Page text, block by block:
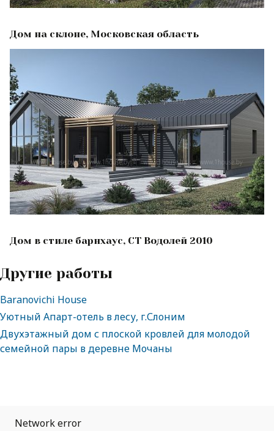
Дом на склоне, Московская область
Дом в стиле барнхаус, СТ Водолей 2010
Другие работы
Baranovichi House
Уютный Апарт-отель в лесу, г.Слоним
Двухэтажный дом с плоской кровлей для молодой
семейной пары в деревне Мочаны
Network error